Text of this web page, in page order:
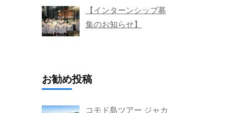
【インターンシップ募
集のお知らせ】
お勧め投稿
コモド島ツアー ジャカ